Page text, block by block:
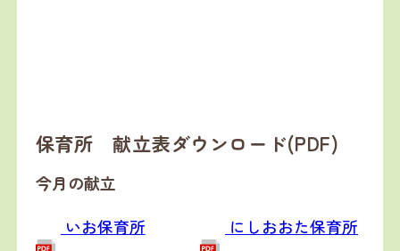
保育所 献立表ダウンロード(PDF)
今月の献立
いお保育所
にしおおた保育所